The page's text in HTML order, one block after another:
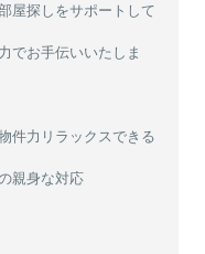
屋探しをサポートして
でお手伝いいたしま
件力リラックスできる
親身な対応